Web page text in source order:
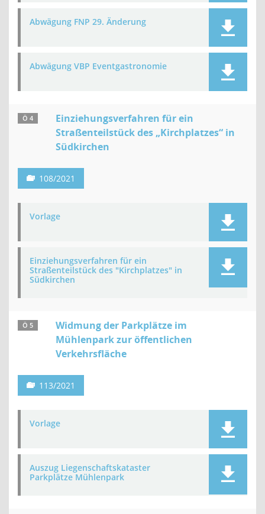
Abwägung FNP 29. Änderung
Abwägung VBP Eventgastronomie
Ö 4
Einziehungsverfahren für ein
Straßenteilstück des „Kirchplatzes“ in
Südkirchen
108/2021
Vorlage
Einziehungsverfahren für ein
Straßenteilstück des "Kirchplatzes" in
Südkirchen
Ö 5
Widmung der Parkplätze im
Mühlenpark zur öffentlichen
Verkehrsfläche
113/2021
Vorlage
Auszug Liegenschaftskataster
Parkplätze Mühlenpark